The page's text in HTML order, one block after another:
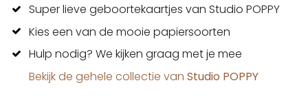
Super lieve geboortekaartjes van Studio POPPY
Kies een van de mooie papiersoorten
Hulp nodig? We kijken graag met je mee
Bekijk de gehele collectie van Studio POPPY